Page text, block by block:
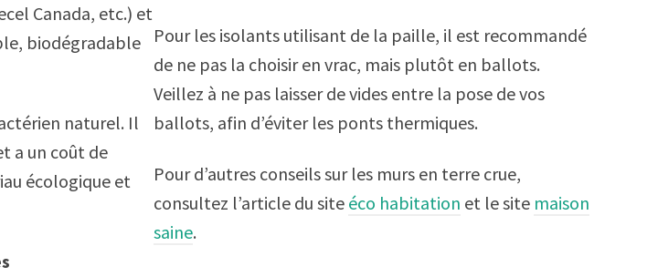
Canada, etc.) et
biodégradable
naturel. Il
a un coût de
écologique et
Pour les isolants utilisant de la paille, il est recommandé
de ne pas la choisir en vrac, mais plutôt en ballots.
Veillez à ne pas laisser de vides entre la pose de vos
ballots, afin d’éviter les ponts thermiques.
Pour d’autres conseils sur les murs en terre crue,
consultez l’article du site éco habitation et le site maison
saine.